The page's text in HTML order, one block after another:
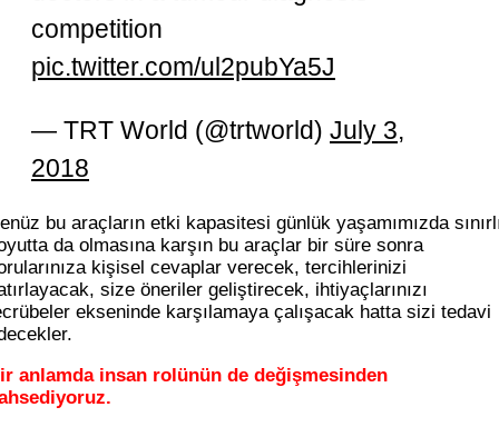
competition
pic.twitter.com/ul2pubYa5J
— TRT World (@trtworld) July 3,
2018
bu araçların etki kapasitesi günlük yaşamımızda
da olmasına karşın bu araçlar bir süre sonra
kişisel cevaplar verecek, tercihlerinizi
size öneriler geliştirecek, ihtiyaçlarınızı
ekseninde karşılamaya çalışacak hatta sizi tedavi
anlamda insan rolünün de değişmesinden